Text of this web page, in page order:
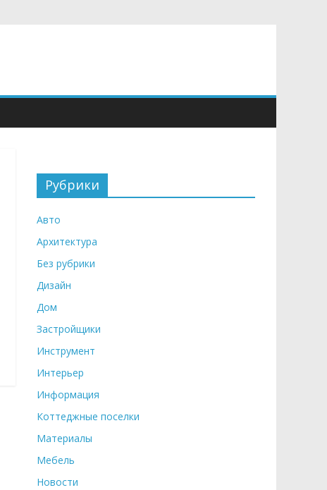
Рубрики
Авто
Архитектура
Без рубрики
Дизайн
Дом
Застройщики
Инструмент
Интерьер
Информация
Коттеджные поселки
Материалы
Мебель
Новости